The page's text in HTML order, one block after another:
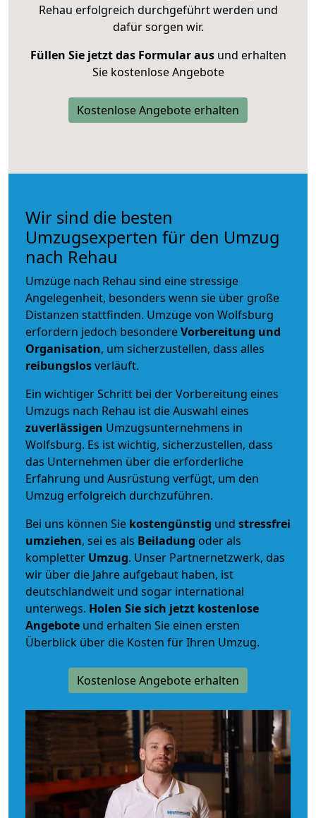
Rehau erfolgreich durchgeführt werden und
dafür sorgen wir.
Füllen Sie jetzt das Formular ausund erhalten
Sie kostenlose Angebote
Kostenlose Angebote erhalten
Wir sind die besten
Umzugsexperten für den Umzug
nach Rehau
Umzüge nach Rehau sind eine stressige
Angelegenheit, besonders wenn sie über große
Distanzen stattfinden. Umzüge von Wolfsburg
erfordern jedoch besondereVorbereitung und
Organisation, um sicherzustellen, dass alles
reibungslosverläuft.
Ein wichtiger Schritt bei der Vorbereitung eines
Umzugs nach Rehau ist die Auswahl eines
zuverlässigen Umzugsunternehmens in
Wolfsburg. Es ist wichtig, sicherzustellen, dass
das Unternehmen über die erforderliche
Erfahrung und Ausrüstung verfügt, um den
Umzug erfolgreich durchzuführen.
Bei uns können Sie kostengünstig und stressfrei
umziehen, sei es als Beiladung oder als
kompletter Umzug. Unser Partnernetzwerk, das
wir über die Jahre aufgebaut haben, ist
deutschlandweit und sogar international
unterwegs. Holen Sie sich jetzt kostenlose
Angebote und erhalten Sie einen ersten
Überblick über die Kosten für Ihren Umzug.
Kostenlose Angebote erhalten